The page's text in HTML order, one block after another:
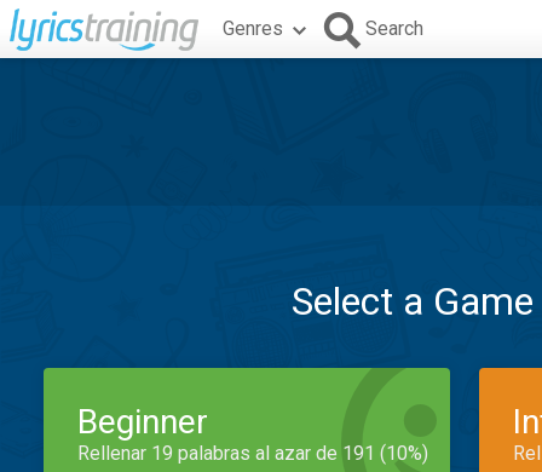
Genres Search
Select a
Beginner
Rellenar 19 palabras al azar de 191 (10%)